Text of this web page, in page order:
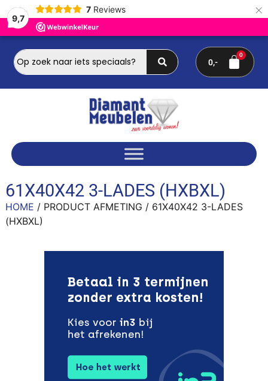
9,7
7 Reviews ×
0
61X40X42 3-LADES (HXBXL)
HOME / PRODUCT AFMETING / 61X40X42 3-LADES
(HXBXL)